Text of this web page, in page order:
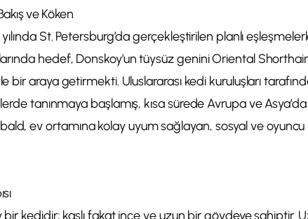
ve Köken
yılında St. Petersburg’da gerçekleştirilen planlı
hedef, Donskoy’un tüysüz genini Oriental
bir araya getirmekti. Uluslararası kedi kuruluşları
tanınmaya başlamış, kısa sürede Avrupa ve
ev ortamına kolay uyum sağlayan, sosyal ve
kedidir; kaslı fakat ince ve uzun bir gövdeye sahiptir.